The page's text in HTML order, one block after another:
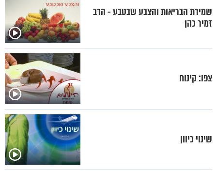
שמירת הבריאות והצבע שבטבע - הרב
זמיר כהן
צפו: קינוח
שינוי כיוון